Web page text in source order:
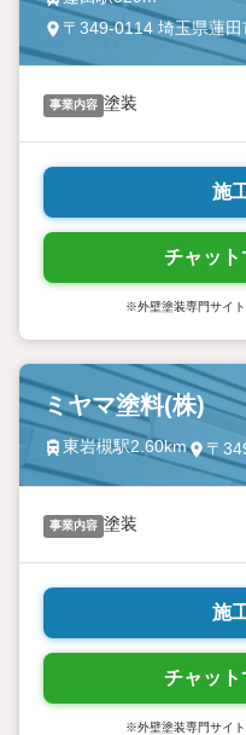
〒349-0114 埼玉県蓮
事業内容 塗装
施
チャット
※外壁塗装専門サイト
ミヤマ塗料(株)
東岩槻駅2.60km 〒
事業内容 塗装
施
チャット
※外壁塗装専門サイト